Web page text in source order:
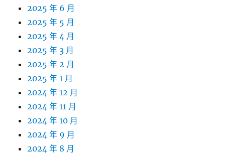
2025 年 6 月
2025 年 5 月
2025 年 4 月
2025 年 3 月
2025 年 2 月
2025 年 1 月
2024 年 12 月
2024 年 11 月
2024 年 10 月
2024 年 9 月
2024 年 8 月